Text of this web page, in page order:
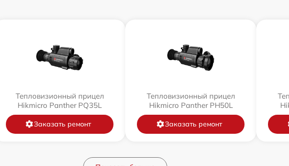
Тепловизионный прицел
Hikmicro Panther PQ35L
Заказать ремонт
Тепловизионный прицел
Hikmicro Panther PH50L
Заказать ремонт